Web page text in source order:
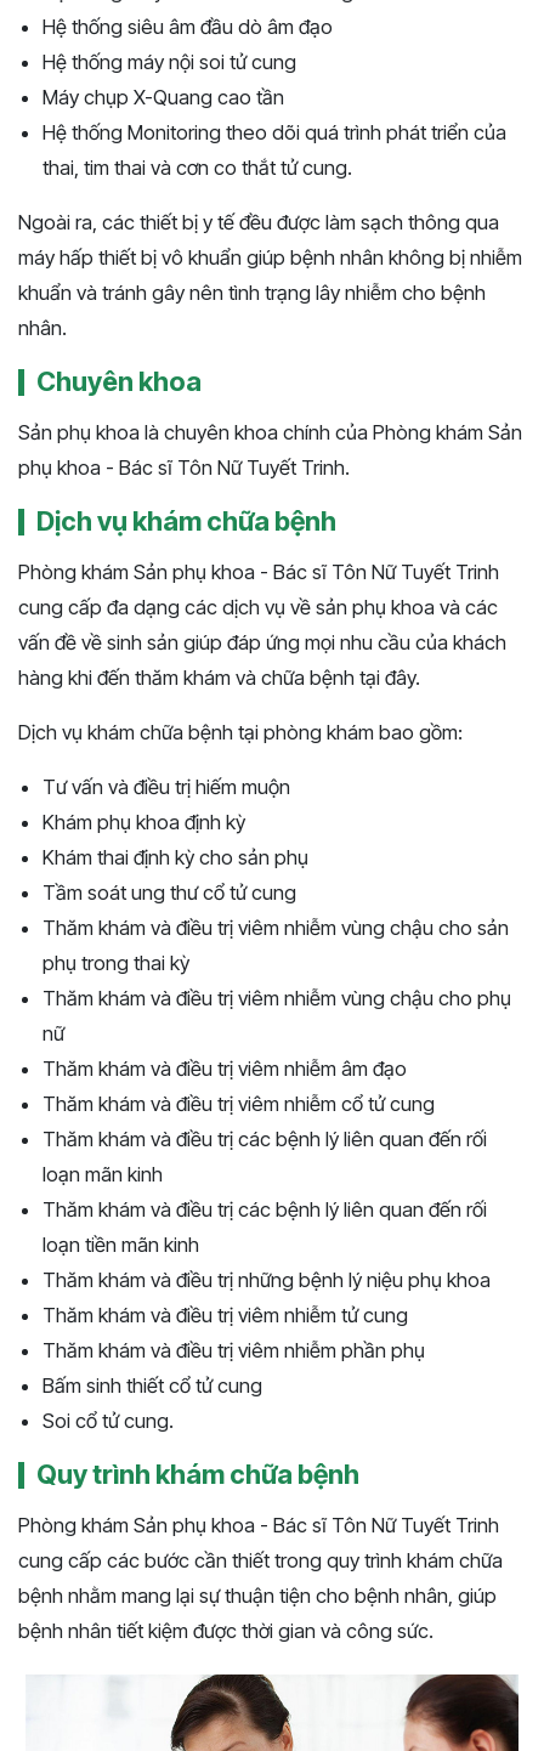
Hệ thống siêu âm đầu dò âm đạo
Hệ thống máy nội soi tử cung
Máy chụp X-Quang cao tần
Hệ thống Monitoring theo dõi quá trình phát triển của
thai, tim thai và cơn co thắt tử cung.
Ngoài ra, các thiết bị y tế đều được làm sạch thông qua
máy hấp thiết bị vô khuẩn giúp bệnh nhân không bị nhiễm
khuẩn và tránh gây nên tình trạng lây nhiễm cho bệnh
nhân.
Chuyên khoa
Sản phụ khoa là chuyên khoa chính của Phòng khám Sản
phụ khoa - Bác sĩ Tôn Nữ Tuyết Trinh.
Dịch vụ khám chữa bệnh
Phòng khám Sản phụ khoa - Bác sĩ Tôn Nữ Tuyết Trinh
cung cấp đa dạng các dịch vụ về sản phụ khoa và các
vấn đề về sinh sản giúp đáp ứng mọi nhu cầu của khách
hàng khi đến thăm khám và chữa bệnh tại đây.
Dịch vụ khám chữa bệnh tại phòng khám bao gồm:
Tư vấn và điều trị hiếm muộn
Khám phụ khoa định kỳ
Khám thai định kỳ cho sản phụ
Tầm soát ung thư cổ tử cung
Thăm khám và điều trị viêm nhiễm vùng chậu cho sản
phụ trong thai kỳ
Thăm khám và điều trị viêm nhiễm vùng chậu cho phụ
nữ
Thăm khám và điều trị viêm nhiễm âm đạo
Thăm khám và điều trị viêm nhiễm cổ tử cung
Thăm khám và điều trị các bệnh lý liên quan đến rối
loạn mãn kinh
Thăm khám và điều trị các bệnh lý liên quan đến rối
loạn tiền mãn kinh
Thăm khám và điều trị những bệnh lý niệu phụ khoa
Thăm khám và điều trị viêm nhiễm tử cung
Thăm khám và điều trị viêm nhiễm phần phụ
Bấm sinh thiết cổ tử cung
Soi cổ tử cung.
Quy trình khám chữa bệnh
Phòng khám Sản phụ khoa - Bác sĩ Tôn Nữ Tuyết Trinh
cung cấp các bước cần thiết trong quy trình khám chữa
bệnh nhằm mang lại sự thuận tiện cho bệnh nhân, giúp
bệnh nhân tiết kiệm được thời gian và công sức.